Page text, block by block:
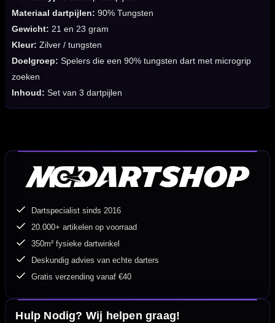
Materiaal dartpijlen: 90% Tungsten
Gewicht: 21 en 23 gram
Kleur: Zilver / tungsten
Doelgroep: Spelers die een 90% tungsten dart met microgrip
zoeken
Inhoud: Set van 3 dartpijlen
Dartspecialist sinds 2016
20.000+ artikelen op voorraad
350m² fysieke dartwinkel
Deskundig advies van echte darters
Gratis verzending vanaf €40
Hulp Nodig? Wij helpen graag!